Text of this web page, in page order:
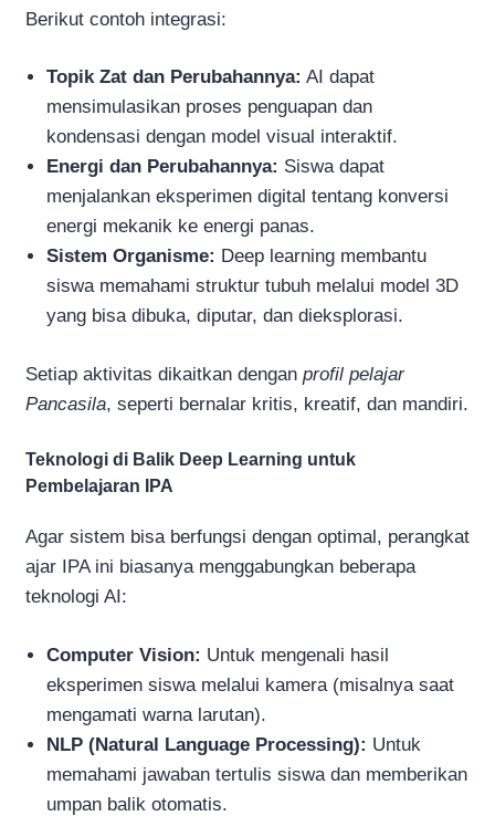
Berikut contoh integrasi:
Topik Zat dan Perubahannya: AI dapat
mensimulasikan proses penguapan dan
kondensasi dengan model visual interaktif.
Energi dan Perubahannya: Siswa dapat
menjalankan eksperimen digital tentang konversi
energi mekanik ke energi panas.
Sistem Organisme: Deep learning membantu
siswa memahami struktur tubuh melalui model 3D
yang bisa dibuka, diputar, dan dieksplorasi.
Setiap aktivitas dikaitkan dengan profil pelajar
Pancasila, seperti bernalar kritis, kreatif, dan mandiri.
Teknologi di Balik Deep Learning untuk
Pembelajaran IPA
Agar sistem bisa berfungsi dengan optimal, perangkat
ajar IPA ini biasanya menggabungkan beberapa
teknologi AI:
Computer Vision: Untuk mengenali hasil
eksperimen siswa melalui kamera (misalnya saat
mengamati warna larutan).
NLP (Natural Language Processing): Untuk
memahami jawaban tertulis siswa dan memberikan
umpan balik otomatis.